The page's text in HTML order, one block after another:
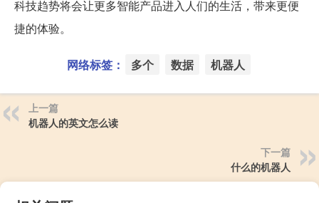
科技趋势将会让更多智能产品进入人们的生活，带来更便
捷的体验。
网络标签： 多个 数据 机器人
上一篇
机器人的英文怎么读
下一篇
什么的机器人